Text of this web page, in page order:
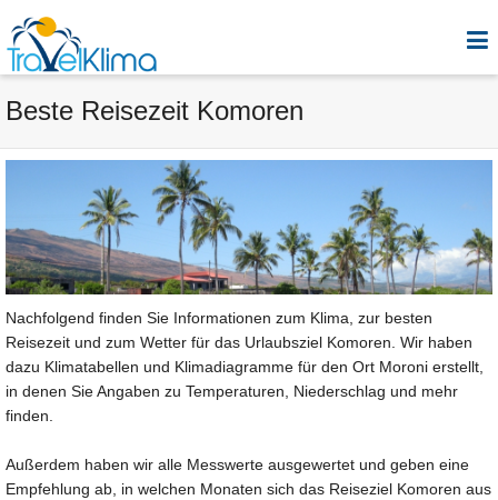
Beste Reisezeit Komoren
Nachfolgend finden Sie Informationen zum Klima, zur besten
Reisezeit und zum Wetter für das Urlaubsziel Komoren. Wir haben
dazu Klimatabellen und Klimadiagramme für den Ort Moroni erstellt,
in denen Sie Angaben zu Temperaturen, Niederschlag und mehr
finden.
Außerdem haben wir alle Messwerte ausgewertet und geben eine
Empfehlung ab, in welchen Monaten sich das Reiseziel Komoren aus